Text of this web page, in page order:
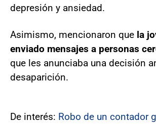
depresión y ansiedad.
Asimismo, mencionaron que la
enviado mensajes a personas
que les anunciaba una decisión
desaparición.
De interés: Robo de un contador